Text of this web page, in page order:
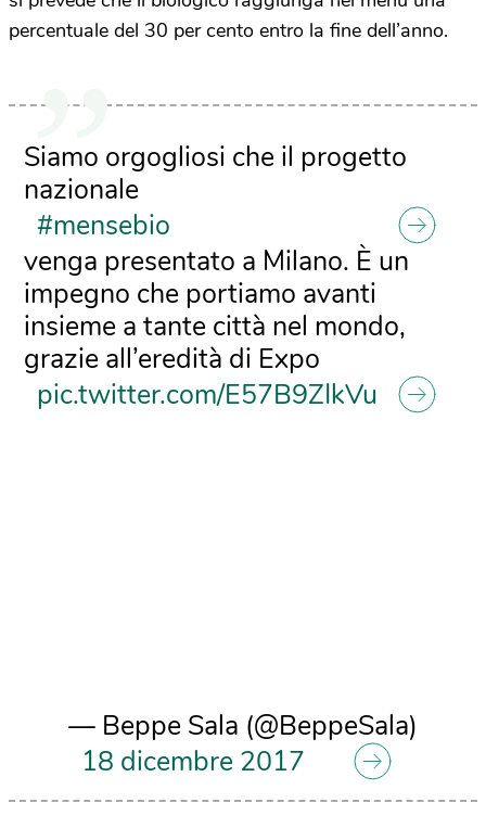
percentuale del 30 per cento entro la fine dell’anno.
Siamo orgogliosi che il progetto
nazionale
#mensebio
venga presentato a Milano. È un
impegno che portiamo avanti
insieme a tante città nel mondo,
grazie all’eredità di Expo
pic.twitter.com/E57B9ZIkVu
— Beppe Sala (@BeppeSala)
18 dicembre 2017